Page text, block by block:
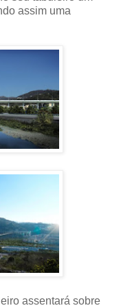
assim uma
assentará sobre